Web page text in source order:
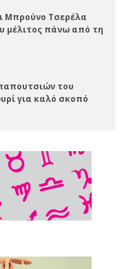
Μπρούνο Τσερέλα
μέλιτος πάνω από τη
του
για καλό σκοπό